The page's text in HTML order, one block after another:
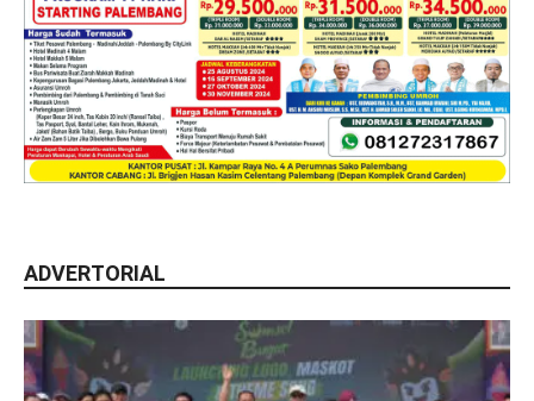
ADVERTORIAL